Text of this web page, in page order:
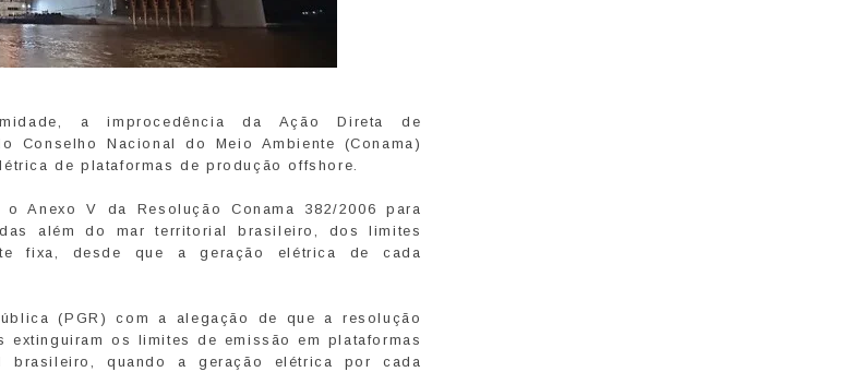
a improcedência da Ação Direta de
Conselho Nacional do Meio Ambiente (Conama)
de plataformas de produção offshore.
Anexo V da Resolução Conama 382/2006 para
além do mar territorial brasileiro, dos limites
fixa, desde que a geração elétrica de cada
(PGR) com a alegação de que a resolução
extinguiram os limites de emissão em plataformas
brasileiro, quando a geração elétrica por cada